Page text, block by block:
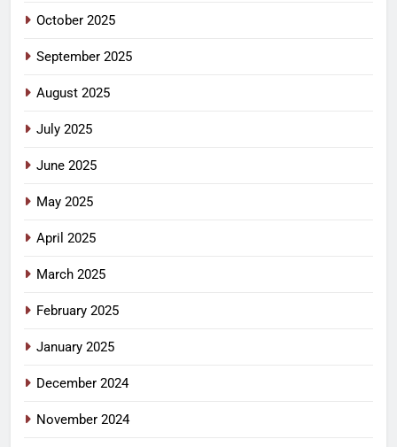
October 2025
September 2025
August 2025
July 2025
June 2025
May 2025
April 2025
March 2025
February 2025
January 2025
December 2024
November 2024